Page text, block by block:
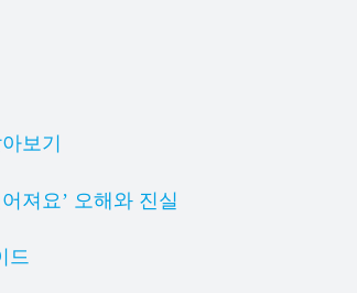
보기
져요’ 오해와 진실
드